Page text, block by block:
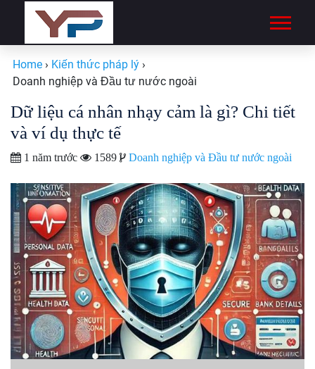
Home › Kiến thức pháp lý ›
Doanh nghiệp và Đầu tư nước ngoài
Dữ liệu cá nhân nhạy cảm là gì? Chi tiết
và ví dụ thực tế
1 năm trước 1589 Doanh nghiệp và Đầu tư nước ngoài